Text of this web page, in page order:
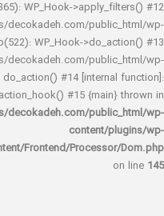
WP_Hook-
domains/decokadeh.com/
plugin.php(522): WP_Hook-
domains/decokadeh.com/
do_action() #14
shutdown_action_hook() #15
domains/decokadeh.com/
Frontend/